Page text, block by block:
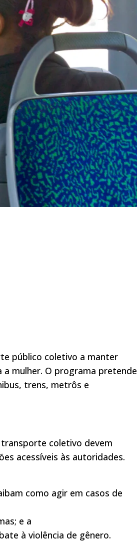
público coletivo a manter
mulher. O programa pretende
trens, metrôs e
coletivo devem
acessíveis às autoridades.
como agir em casos de
e a
à violência de gênero.